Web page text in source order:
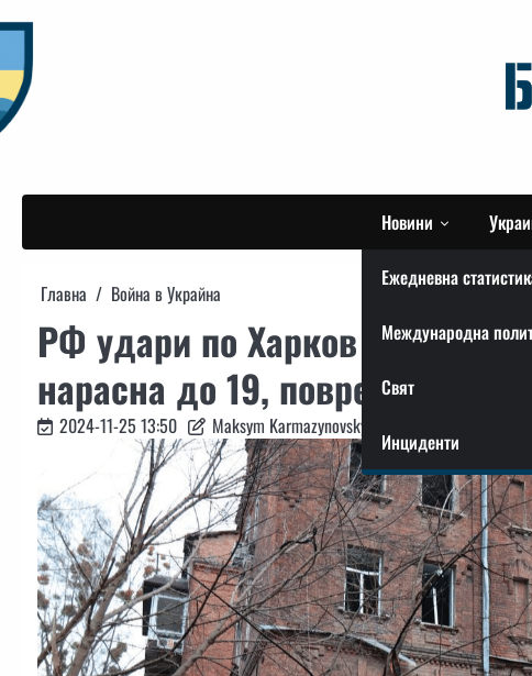
to
content
Новини
Ежедневна
Международна
Свят
Инциденти
Главна Война в Украйна
РФ удари по Харков със ЗРК
нарасна до 19, повредени са
2024-11-25 13:50 Maksym Karmazynovskyi